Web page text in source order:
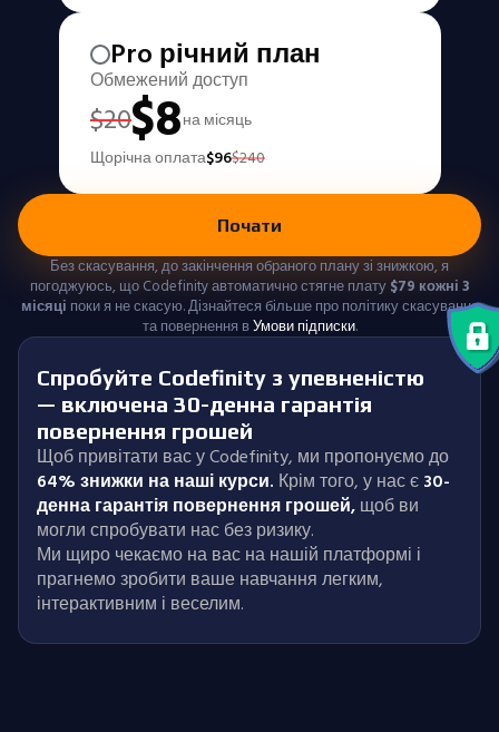
Pro річний план
Обмежений доступ
$20$8на місяць
Щорічна оплата$96$240
Почати
Без скасування, до закінчення обраного плану зі знижкою, я
погоджуюсь, що Codefinity автоматично стягне плату$79 кожні 3
місяці поки я не скасую. Дізнайтеся більше про політику скасування
та повернення вУмови підписки.
Спробуйте Codefinity з упевненістю
— включена 30-денна гарантія
повернення грошей
Щоб привітати вас у Codefinity, ми пропонуємо до
64% знижки на наші курси. Крім того, у нас є30-
денна гарантія повернення грошей,щоб ви
могли спробувати нас без ризику.
Ми щиро чекаємо на вас на нашій платформі і
прагнемо зробити ваше навчання легким,
інтерактивним і веселим.